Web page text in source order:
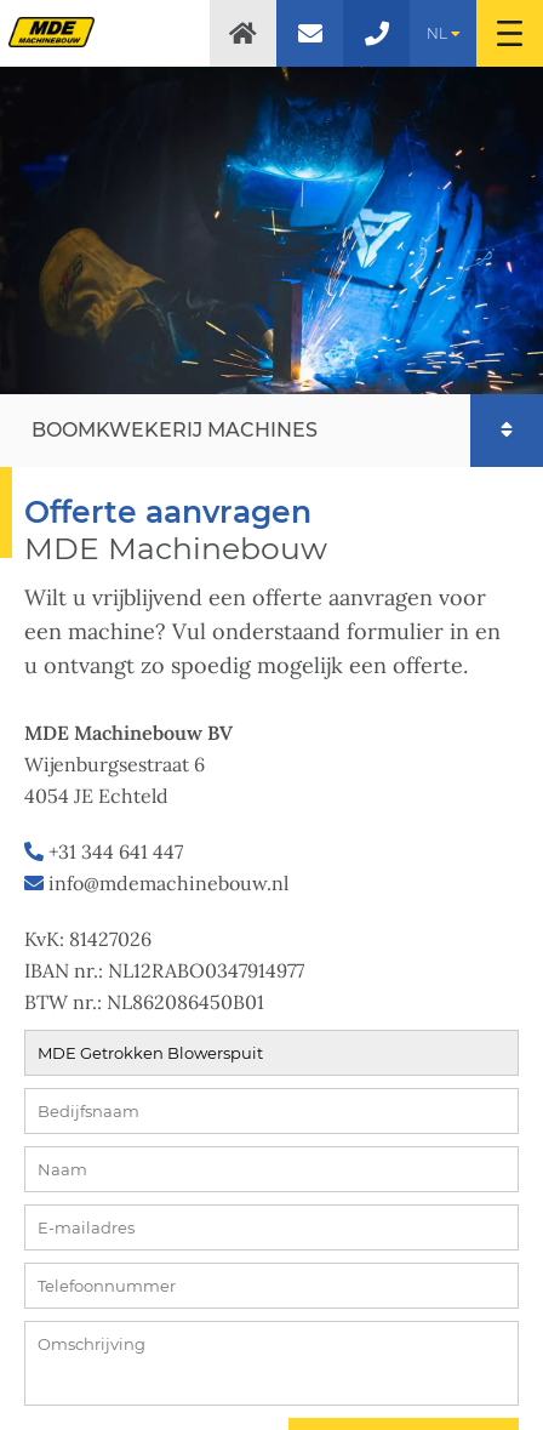
NL
BOOMKWEKERIJ MACHINES
Offerte aanvragen
MDE Machinebouw
Wilt u vrijblijvend een offerte aanvragen voor
een machine? Vul onderstaand formulier in en
u ontvangt zo spoedig mogelijk een offerte.
MDE Machinebouw BV
Wijenburgsestraat 6
4054 JE Echteld
+31 344 641 447
info@mdemachinebouw.nl
KvK: 81427026
IBAN nr.: NL12RABO0347914977
BTW nr.: NL862086450B01